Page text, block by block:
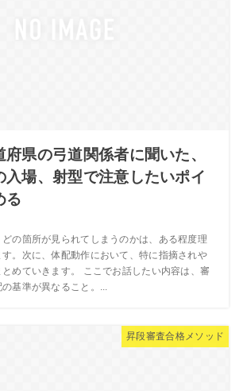
県の弓道関係者に聞いた、
入場、射型で注意したいポイ
る
の箇所が見られてしまうのかは、ある程度理
。次に、体配動作において、特に指摘されや
めていきます。 ここでお話したい内容は、審
基準が異なること。...
昇段審査合格メソッド